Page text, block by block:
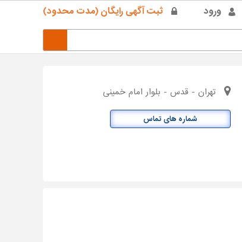
ورود ثبت آگهی رایگان (مدت محدود)
تهران - قدس - بلوار امام خمینی
شماره های تماس